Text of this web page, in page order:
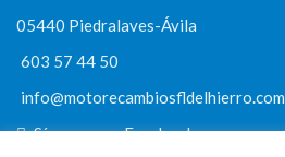
05440 Piedralaves-Ávila
603 57 44 50
info@motorecambiosfldelhierro.com
Síguenos en Facebook